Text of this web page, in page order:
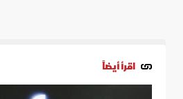
اقرأ أيضاً